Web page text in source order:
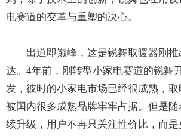
电赛道的变革与重塑的决心。
出道即巅峰，这是锐舞取暖器刚
达。4年前，刚转型小家电赛道的锐舞
发，彼时的小家电市场已经很成熟，
被国内很多成熟品牌牢牢占据。但是
续升级，用户不再只关注性价比，而